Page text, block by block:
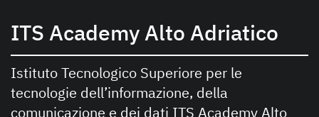
ITS Academy Alto Adriatico
Istituto Tecnologico Superiore per le
tecnologie dell’informazione, della
comunicazione e dei dati ITS Academy Alto